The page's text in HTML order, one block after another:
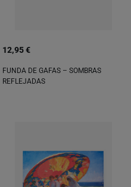
12,95 €
FUNDA DE GAFAS – SOMBRAS
REFLEJADAS